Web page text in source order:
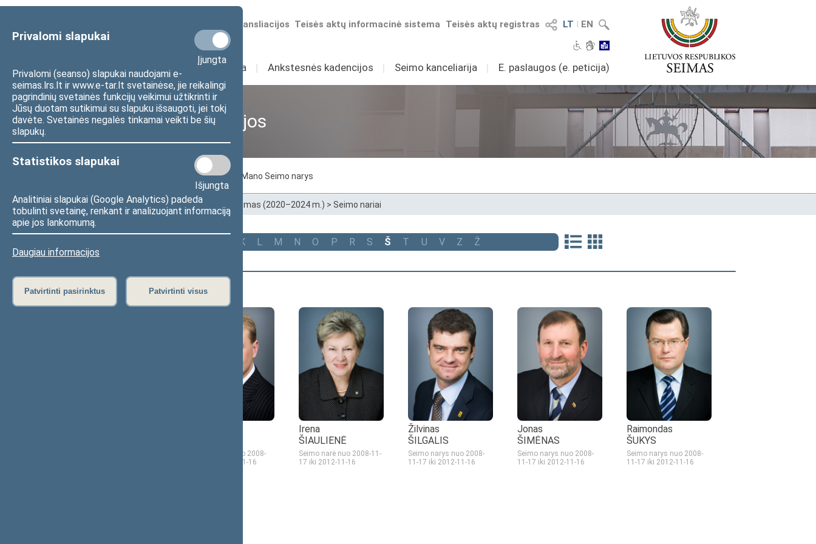
Privalomi slapukai
Įjungta
Privalomi (seanso) slapukai naudojami e-
seimas.lrs.lt ir www.e-tar.lt svetainėse, jie reikalingi
pagrindinių svetainės funkcijų veikimui užtikrinti ir
Jūsų duotam sutikimui su slapuku išsaugoti, jei tokį
davėte. Svetainės negalės tinkamai veikti be šių
slapukų.
Statistikos slapukai
Išjungta
Analitiniai slapukai (Google Analytics) padeda
tobulinti svetainę, renkant ir analizuojant informaciją
apie jos lankomumą.
Daugiau informacijos
Patvirtinti pasirinktus Patvirtinti visus
LT I EN
Teisės aktų registras
Teisės aktų informacinė sistema
Numatomos transliacijos
Sudėtis Veikla I Ankstesnės kadencijos I Seimo kanceliarija I E. paslaugos (e. peticija)
Ankstesnės kadencijos
Pagal apygardas Mano Seimo narys
Pradžia>Ankstesnės kadencijos XIII Seimas (2020–2024 m.) > Seimo nariai
K L M N O P R S Š T U V Z Ž
Š (6)
Seimo narys nuo 2008-
iki 2012-11-16
Irena
ŠIAULIENĖ
Seimo narė nuo 2008-11-
17 iki 2012-11-16
Žilvinas
ŠILGALIS
Seimo narys nuo 2008-
11-17 iki 2012-11-16
Jonas
ŠIMĖNAS
Seimo narys nuo 2008-
11-17 iki 2012-11-16
Raimondas
ŠUKYS
Seimo narys nuo 2008-
11-17 iki 2012-11-16